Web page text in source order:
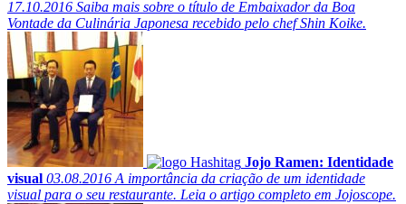
17.10.2016 Saiba mais sobre o título de Embaixador da Boa
Vontade da Culinária Japonesa recebido pelo chef Shin Koike.
Jojo Ramen: Identidade
visual 03.08.2016 A importância da criação de um identidade
visual para o seu restaurante. Leia o artigo completo em Jojoscope.